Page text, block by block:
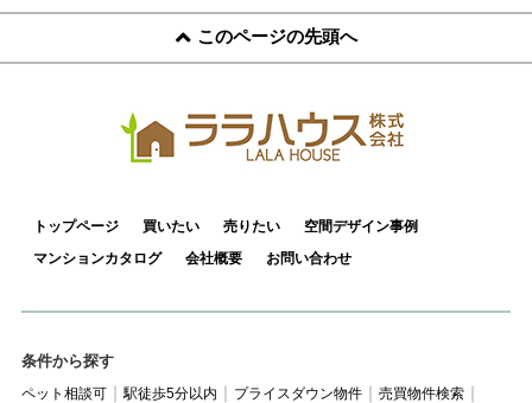
このページの先頭へ
トップページ 買いたい 売りたい
空間デザイン事例
マンションカタログ
会社概要 お問い合わせ
条件から探す
ペット相談可 駅徒歩5分以内 プライスダウン物件
売買物件検索